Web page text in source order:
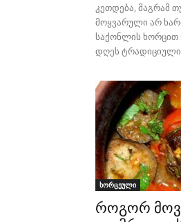
კეთდება, მაგრამ
მოყვარული არ
საქონლის ხორცით
დღეს
ხორცეული
როგორ